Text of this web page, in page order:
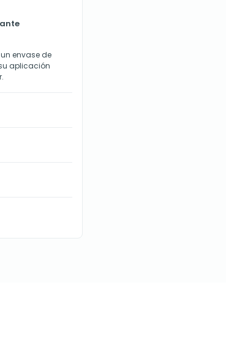
envase de
aplicación